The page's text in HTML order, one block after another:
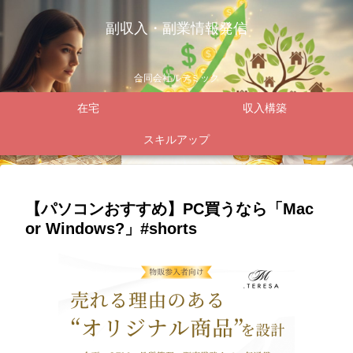
副収入・副業情報発信
合同会社ルテミック
在宅 収入構築
スキルアップ
【パソコンおすすめ】PC買うなら「Mac
or Windows?」#shorts